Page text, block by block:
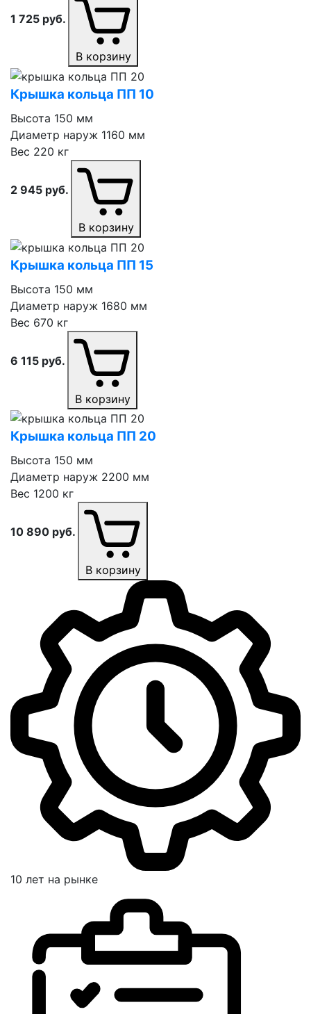
1 725 руб.
В корзину
Крышка кольца ПП 10
Высота 150 мм
Диаметр наруж 1160 мм
Вес 220 кг
2 945 руб.
В корзину
Крышка кольца ПП 15
Высота 150 мм
Диаметр наруж 1680 мм
Вес 670 кг
6 115 руб.
В корзину
Крышка кольца ПП 20
Высота 150 мм
Диаметр наруж 2200 мм
Вес 1200 кг
10 890 руб.
В корзину
10 лет на рынке